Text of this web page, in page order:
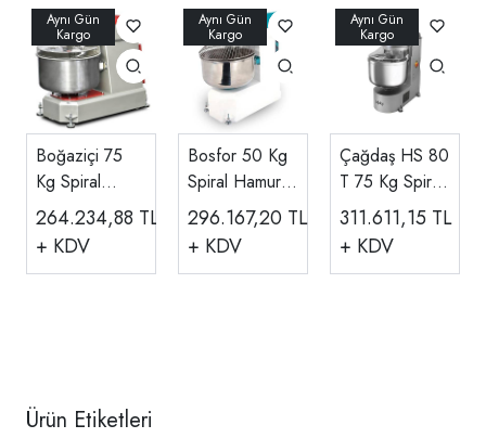
Boğaziçi 75
Kg Spiral
Hamur
Yoğurma
Makinesi Çift
264.234,88 TL
+ KDV
Bosfor 50 Kg
Spiral Hamur
Yoğurma
Makinesi 380
V USH-50T
296.167,20 TL
+ KDV
Çağdaş HS 80
T 75 Kg Spiral
Hamur
Yoğurma
Makinesi, Çift
311.611,15 TL
+ KDV
Ürün Etiketleri